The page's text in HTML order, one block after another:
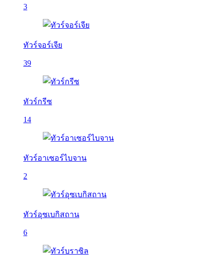
3
ทัวร์จอร์เจีย
39
ทัวร์กรีซ
14
ทัวร์อาเซอร์ไบจาน
2
ทัวร์อุซเบกิสถาน
6